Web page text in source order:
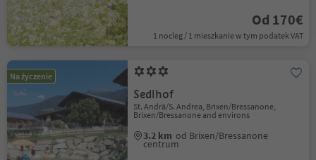
Od 170€
1 nocleg / 1 mieszkanie w tym podatek VAT
Na życzenie
Sedlhof
St. Andrä/S. Andrea, Brixen/Bressanone,
Brixen/Bressanone and environs
3.2 km od Brixen/Bressanone
centrum